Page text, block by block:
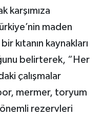
karşımıza
maden
kıtanın kaynakları
belirterek, “Her
çalışmalar
mermer, toryum
rezervleri